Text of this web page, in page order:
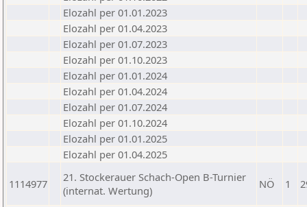
Elozahl per 01.01.2023
Elozahl per 01.04.2023
Elozahl per 01.07.2023
Elozahl per 01.10.2023
Elozahl per 01.01.2024
Elozahl per 01.04.2024
Elozahl per 01.07.2024
Elozahl per 01.10.2024
Elozahl per 01.01.2025
Elozahl per 01.04.2025
1114977
21. Stockerauer Schach-Open B-Turnier
(internat. Wertung)
NÖ 1